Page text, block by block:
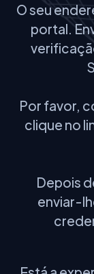
O seu
portal.
Por favor,
clique no
Depois
enviar-